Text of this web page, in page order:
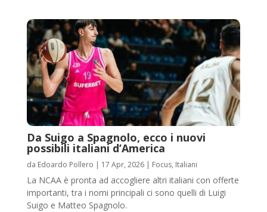
Da Suigo a Spagnolo, ecco i nuovi
possibili italiani d’America
da Edoardo Pollero | 17 Apr, 2026| Focus, Italiani
La NCAA è pronta ad accogliere altri italiani con offerte
importanti, tra i nomi principali ci sono quelli di Luigi
Suigo e Matteo Spagnolo.